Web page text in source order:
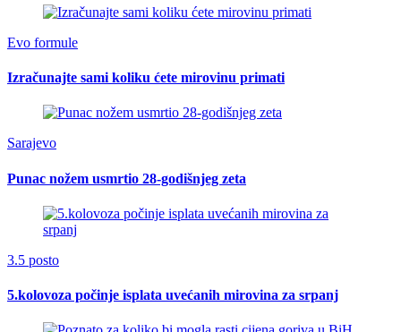
Evo formule
Izračunajte sami koliku ćete mirovinu primati
Sarajevo
Punac nožem usmrtio 28-godišnjeg zeta
3.5 posto
5.kolovoza počinje isplata uvećanih mirovina za srpanj